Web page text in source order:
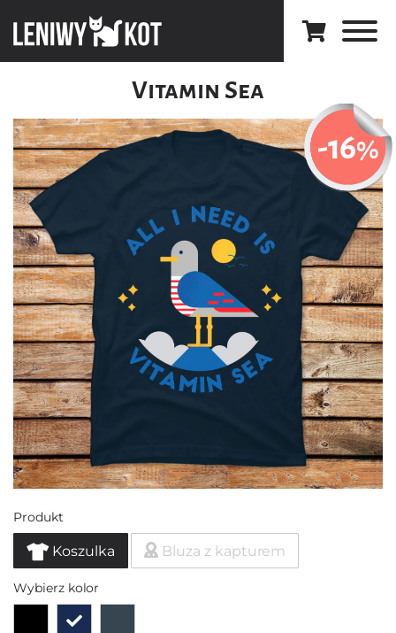
Vitamin Sea
-16%
Produkt
Koszulka Bluza z kapturem
Wybierz kolor